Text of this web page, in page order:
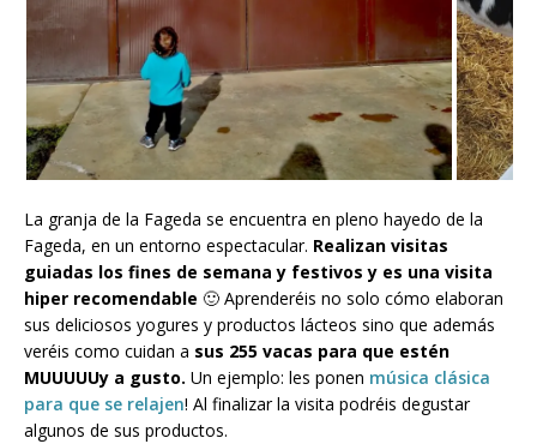
La granja de la Fageda se encuentra en pleno hayedo de la
Fageda, en un entorno espectacular. Realizan visitas
guiadas los fines de semana y festivos y es una visita
hiper recomendable 🙂 Aprenderéis no solo cómo elaboran
sus deliciosos yogures y productos lácteos sino que además
veréis como cuidan a sus 255 vacas para que estén
MUUUUUy a gusto. Un ejemplo: les ponen música clásica
para que se relajen! Al finalizar la visita podréis degustar
algunos de sus productos.